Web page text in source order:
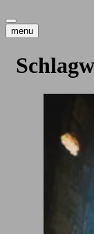
menu